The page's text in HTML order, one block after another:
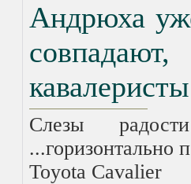
Андрюха
Слезы
...горизонтально
Toyota Сavalier